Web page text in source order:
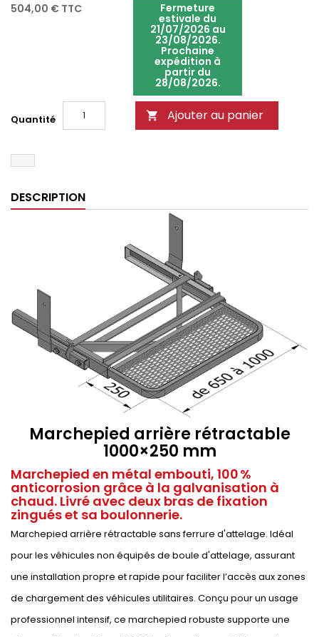
504,00 € TTC Fermeture
estivale du
21/07/2026 au
23/08/2026.
Prochaine
expédition à
partir du
28/08/2026.
Quantité  Ajouter au panier
DESCRIPTION
Marchepied arrière rétractable
1000×250 mm
Marchepied en métal embouti, 100 %
anticorrosion grâce à la galvanisation à
chaud. Livré avec deux bras de fixation
zingués et sa boulonnerie.
Marchepied arrière rétractable sans ferrure d'attelage. Idéal
pour les véhicules non équipés de boule d'attelage, assurant
une installation propre et rapide pour faciliter l’accès aux zones
de chargement des véhicules utilitaires. Conçu pour un usage
professionnel intensif, ce marchepied robuste supporte une